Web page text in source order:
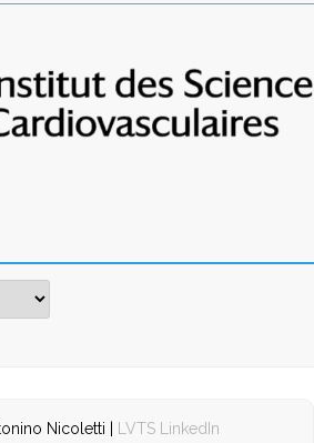
Nicoletti | LVTS LinkedIn